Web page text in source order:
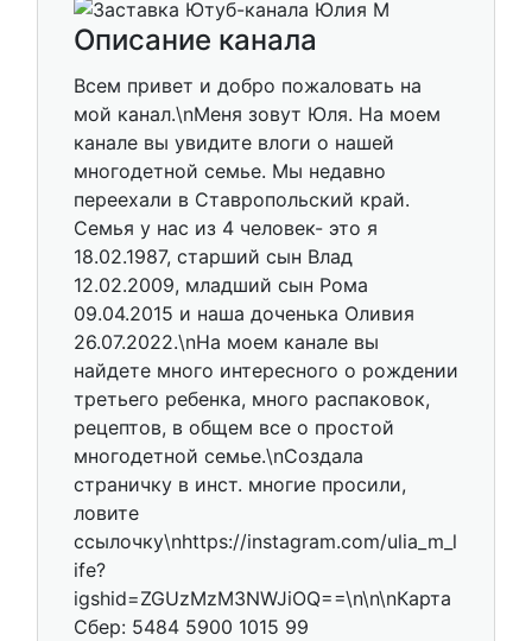
Описание канала
Всем привет и добро пожаловать на
мой канал.\nМеня зовут Юля. На моем
канале вы увидите влоги о нашей
многодетной семье. Мы недавно
переехали в Ставропольский край.
Семья у нас из 4 человек- это я
18.02.1987, старший сын Влад
12.02.2009, младший сын Рома
09.04.2015 и наша доченька Оливия
26.07.2022.\nНа моем канале вы
найдете много интересного о рождении
третьего ребенка, много распаковок,
рецептов, в общем все о простой
многодетной семье.\nСоздала
страничку в инст. многие просили,
ловите
ссылочку\nhttps://instagram.com/ulia_m_l
ife?
igshid=ZGUzMzM3NWJiOQ==\n\n\nКарта
Сбер: 5484 5900 1015 99